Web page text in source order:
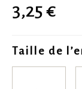
3,25 €
Taille de